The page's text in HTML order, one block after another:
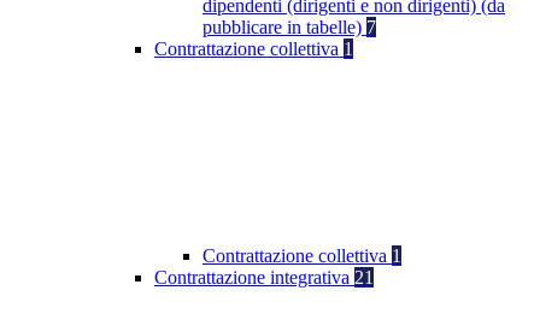
dipendenti (dirigenti e non dirigenti) (da
pubblicare in tabelle) 7
Contrattazione collettiva 1
Contrattazione collettiva 1
Contrattazione integrativa 21